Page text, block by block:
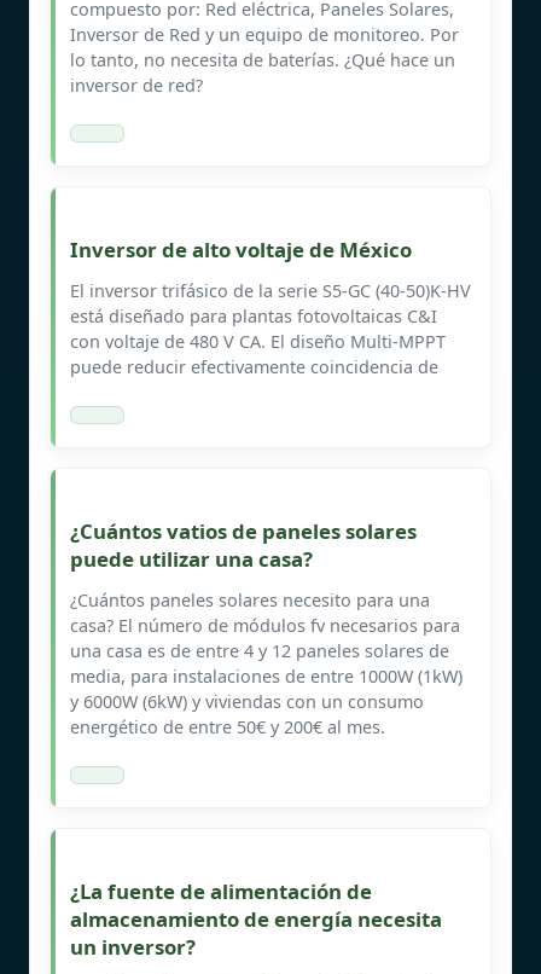
compuesto por: Red eléctrica, Paneles Solares,
Inversor de Red y un equipo de monitoreo. Por
lo tanto, no necesita de baterías. ¿Qué hace un
inversor de red?
Inversor de alto voltaje de México
El inversor trifásico de la serie S5-GC (40-50)K-HV
está diseñado para plantas fotovoltaicas C&I
con voltaje de 480 V CA. El diseño Multi-MPPT
puede reducir efectivamente coincidencia de
¿Cuántos vatios de paneles solares
puede utilizar una casa?
¿Cuántos paneles solares necesito para una
casa? El número de módulos fv necesarios para
una casa es de entre 4 y 12 paneles solares de
media, para instalaciones de entre 1000W (1kW)
y 6000W (6kW) y viviendas con un consumo
energético de entre 50€ y 200€ al mes.
¿La fuente de alimentación de
almacenamiento de energía necesita
un inversor?